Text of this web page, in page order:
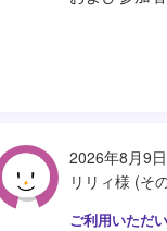
2026年8月9日
リリィ様 (そ